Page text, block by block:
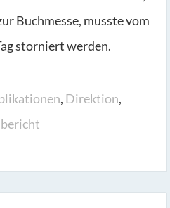
Buchmesse, musste vom
storniert werden.
, Direktion,